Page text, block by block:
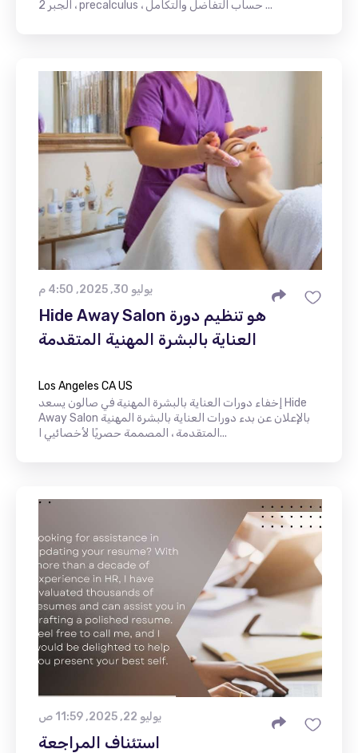
الجبر 2 ، precalculus ، حساب التفاضل والتكامل ...
يوليو 30, 2025, 4:50 م
Hide Away Salon هو تنظيم دورة
العناية بالبشرة المهنية المتقدمة
Los Angeles CA US
إخفاء دورات العناية بالبشرة المهنية في صالون يسعد Hide
Away Salon بالإعلان عن بدء دورات العناية بالبشرة المهنية
المتقدمة ، المصممة حصريًا لأخصائيي ا...
يوليو 22, 2025, 11:59 ص
استئناف المراجعة